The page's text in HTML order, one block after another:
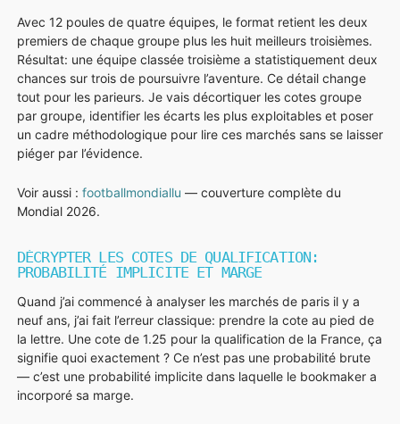
Avec 12 poules de quatre équipes, le format retient les deux
premiers de chaque groupe plus les huit meilleurs troisièmes.
Résultat: une équipe classée troisième a statistiquement deux
chances sur trois de poursuivre l’aventure. Ce détail change
tout pour les parieurs. Je vais décortiquer les cotes groupe
par groupe, identifier les écarts les plus exploitables et poser
un cadre méthodologique pour lire ces marchés sans se laisser
piéger par l’évidence.
Voir aussi : footballmondiallu — couverture complète du
Mondial 2026.
DÉCRYPTER LES COTES DE QUALIFICATION:
PROBABILITÉ IMPLICITE ET MARGE
Quand j’ai commencé à analyser les marchés de paris il y a
neuf ans, j’ai fait l’erreur classique: prendre la cote au pied de
la lettre. Une cote de 1.25 pour la qualification de la France, ça
signifie quoi exactement ? Ce n’est pas une probabilité brute
— c’est une probabilité implicite dans laquelle le bookmaker a
incorporé sa marge.